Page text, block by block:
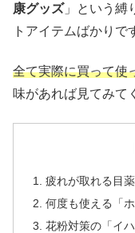
康グッズ」という縛
トアイテムばかりで
全て実際に買って使
味があれば見てみて
疲れが取れる目
何度も使える「
花粉対策の「イ